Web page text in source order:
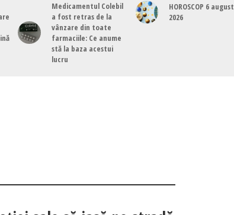
Medicamentul Colebil
a fost retras de la
vânzare din toate
farmaciile: Ce anume
stă la baza acestui
lucru
HOROSCOP 6 august
2026